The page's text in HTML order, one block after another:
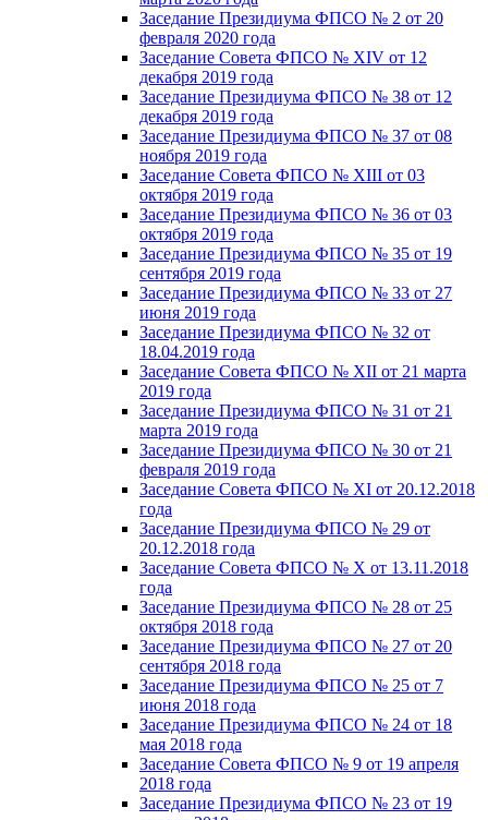
Заседание Президиума ФПСО № 2 от 20
февраля 2020 года
Заседание Совета ФПСО № XIV от 12
декабря 2019 года
Заседание Президиума ФПСО № 38 от 12
декабря 2019 года
Заседание Президиума ФПСО № 37 от 08
ноября 2019 года
Заседание Совета ФПСО № XIII от 03
октября 2019 года
Заседание Президиума ФПСО № 36 от 03
октября 2019 года
Заседание Президиума ФПСО № 35 от 19
сентября 2019 года
Заседание Президиума ФПСО № 33 от 27
июня 2019 года
Заседание Президиума ФПСО № 32 от
18.04.2019 года
Заседание Совета ФПСО № XII от 21 марта
2019 года
Заседание Президиума ФПСО № 31 от 21
марта 2019 года
Заседание Президиума ФПСО № 30 от 21
февраля 2019 года
Заседание Совета ФПСО № XI от 20.12.2018
года
Заседание Президиума ФПСО № 29 от
20.12.2018 года
Заседание Совета ФПСО № X от 13.11.2018
года
Заседание Президиума ФПСО № 28 от 25
октября 2018 года
Заседание Президиума ФПСО № 27 от 20
сентября 2018 года
Заседание Президиума ФПСО № 25 от 7
июня 2018 года
Заседание Президиума ФПСО № 24 от 18
мая 2018 года
Заседание Совета ФПСО № 9 от 19 апреля
2018 года
Заседание Президиума ФПСО № 23 от 19